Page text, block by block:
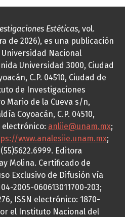
Estéticas, vol.
de 2026), es una publicación
Nacional
Universidad 3000, Ciudad
C.P. 04510, Ciudad de
de Investigaciones
Mario de la Cueva s/n,
Coyoacán, C.P. 04510,
electrónico: anliie@unam.mx;
www.analesiie.unam.mx;
Editora
Molina. Certificado de
Exclusivo de Difusión vía
2005-060613011700-203;
ISSN electrónico: 1870-
el Instituto Nacional del